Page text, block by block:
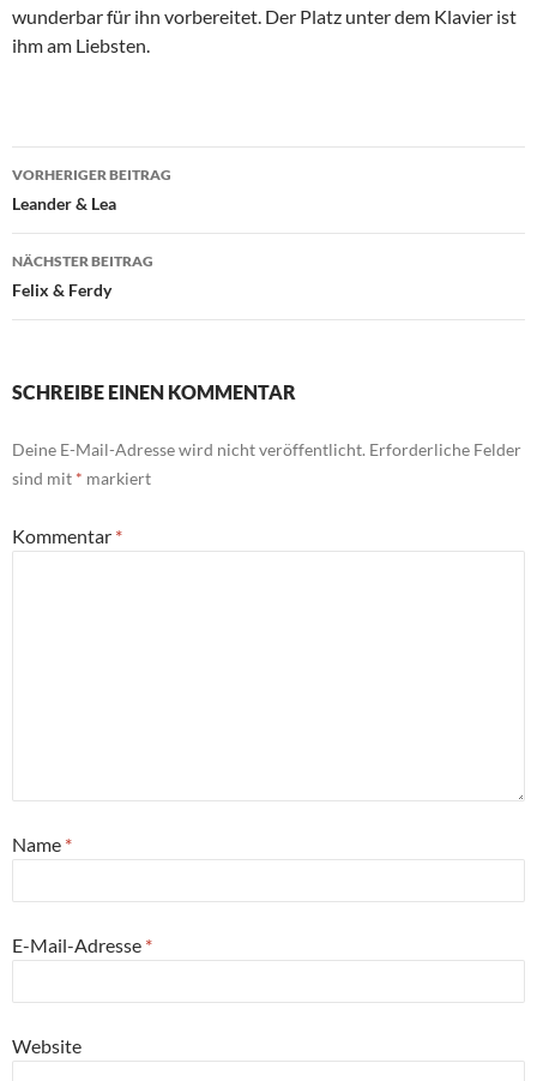
wunderbar für ihn vorbereitet. Der Platz unter dem Klavier ist
ihm am Liebsten.
Beitragsnavigation
VORHERIGER BEITRAG
Leander & Lea
NÄCHSTER BEITRAG
Felix & Ferdy
SCHREIBE EINEN KOMMENTAR
Deine E-Mail-Adresse wird nicht veröffentlicht. Erforderliche Felder
sind mit * markiert
Kommentar *
Name *
E-Mail-Adresse *
Website